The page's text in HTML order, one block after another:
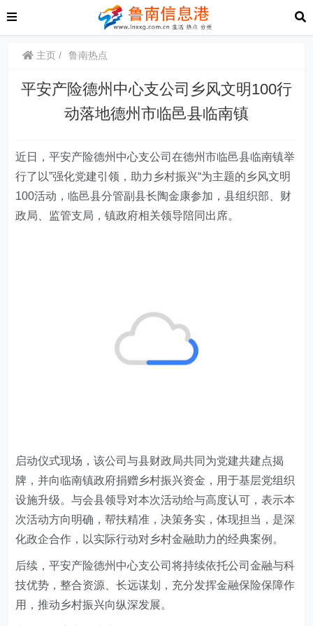
主页 鲁南热点
平安产险德州中心支公司乡风文明100行
动落地德州市临邑县临南镇
近日 ，平安产险德州 中心支公司在德州市临邑县临南镇举
行了以”强化党建引领，助力乡村振兴“为主题的乡风文明
100活动，临邑县分管副县长陶金康参加，县组织部、财
政局、监管支局，镇政府相关领导陪同出席。
启动仪式现场，该公司与县财政局共同为党建共建点揭
牌，并向临南镇政府捐赠乡村振兴资金，用于基层党组织
设施升级。与会县领导对本次活动给与高度认可，表示本
次活动方向明确，帮扶精准，决策务实，体现担当，是深
化政企合作，以实际行动对乡村金融助力的经典案例。
后续，平安产险德州 中心支公司将持续依托公司金融与科
技优势，整合资源、长远谋划，充分发挥金融保险保障作
用，推动乡村振兴向纵深发展。